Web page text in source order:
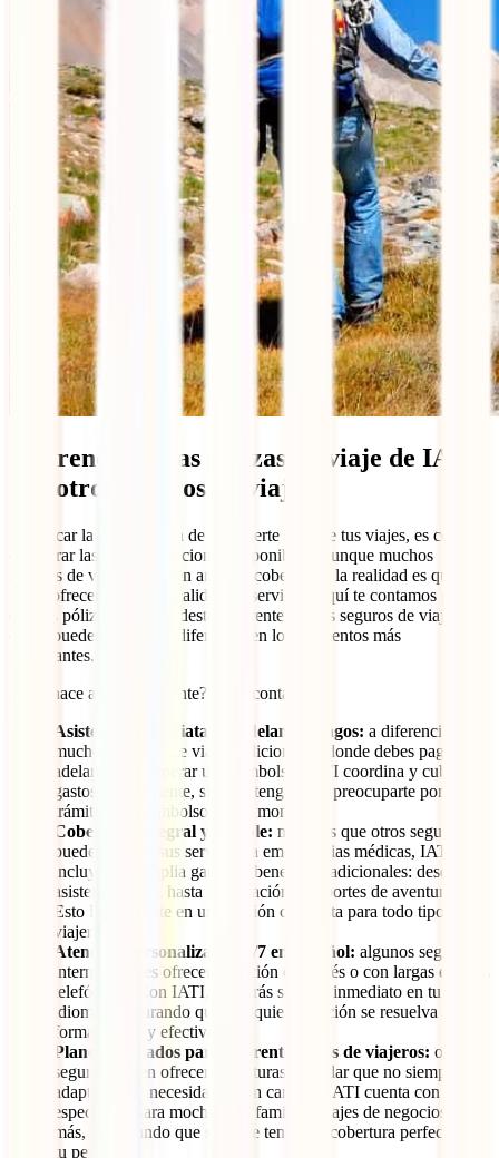
Diferencia de las pólizas de viaje de IATI
con otros seguros de viaje
Al buscar la mejor forma de protegerte durante tus viajes, es común
comparar las distintas opciones disponibles. Aunque muchos
seguros de viaje prometen amplias coberturas, la realidad es que no
todos ofrecen la misma calidad de servicio. Aquí te contamos por
qué las pólizas de
destacan frente a otros seguros de viaje y
cómo pueden marcar la diferencia en los momentos más
importantes.
¿Qué hace a IATI diferente? Te lo contamos:
Asistencia inmediata sin adelantar pagos: a diferencia de
muchos seguros de viaje tradicionales, donde debes pagar por
adelantado y esperar un reembolso, IATI coordina y cubre los
gastos directamente, sin que tengas que preocuparte por
trámites o desembolsos en el momento.
Cobertura integral y flexible: mientras que otros seguros
pueden limitar sus servicios a emergencias médicas, IATI
incluye una amplia gama de beneficios adicionales: desde
asistencia legal, hasta repatriación y deportes de aventura.
Esto lo convierte en una opción completa para todo tipo de
viajeros.
Atención personalizada 24/7 en español: algunos seguros
internacionales ofrecen atención en inglés o con largas esperas
telefónicas. Con IATI, recibirás soporte inmediato en tu
idioma, asegurando que cualquier situación se resuelva de
forma rápida y efectiva.
Planes diseñados para diferentes tipos de viajeros: otros
seguros suelen ofrecer coberturas estándar que no siempre se
adaptan a tus necesidades. En cambio, IATI cuenta con planes
específicos para mochileros, familias, viajes de negocios y
más, asegurando que siempre tengas la cobertura perfecta para
tu perfil.